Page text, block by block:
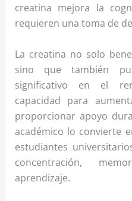
creatina mejora la
requieren una toma de
La creatina no solo
sino que también
significativo en el
capacidad para
proporcionar apoyo
académico lo convierte
estudiantes
concentración,
aprendizaje.